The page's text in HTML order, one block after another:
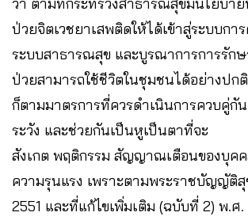
ว่า ตามที่กระทรวงสาธารณสุขมีนโยบา
ป่วยจิตเวชยาเสพติดให้ได้เข้าสู่ระบบกา
ระบบสาธารณสุข และบูรณาการการรัก
ป่วยสามารถใช้ชีวิตในชุมชนได้อย่างปก
ก็ตามมาตรการที่ควรดำเนินการควบคู่กั
ระวัง และช่วยกันเป็นหูเป็นตาที่จะ
สังเกต พฤติกรรม สัญญาณเตือนของบุค
ความรุนแรง เพราะตามพระราชบัญญัติ
2551 และที่แก้ไขเพิ่มเติม (ฉบับที่ 2) พ.ศ